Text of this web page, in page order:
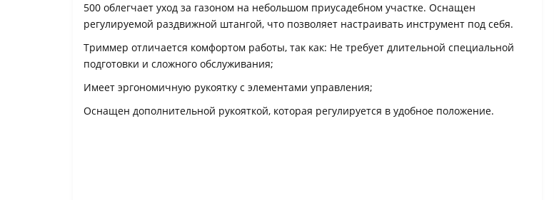
500 облегчает уход за газоном на небольшом приусадебном участке. Оснащен
регулируемой раздвижной штангой, что позволяет настраивать инструмент под себя.
Триммер отличается комфортом работы, так как: Не требует длительной специальной
подготовки и сложного обслуживания;
Имеет эргономичную рукоятку с элементами управления;
Оснащен дополнительной рукояткой, которая регулируется в удобное положение.